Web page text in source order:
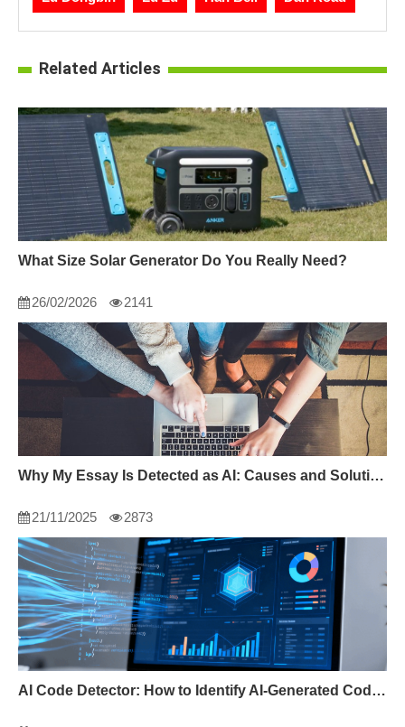
Related Articles
What Size Solar Generator Do You Really Need?
26/02/2026 2141
Why My Essay Is Detected as AI: Causes and Solutions
21/11/2025 2873
AI Code Detector: How to Identify AI-Generated Code in 2024